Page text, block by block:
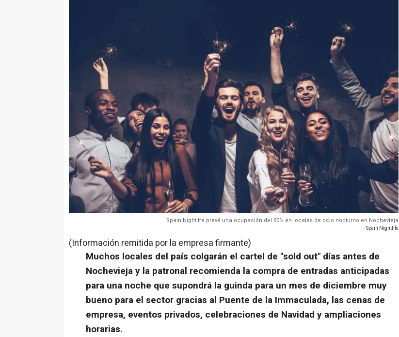
Spain Nightlife prevé una ocupación del 90% en locales de ocio nocturno en Nochevieja
- Spain Nightlife
(Información remitida por la empresa firmante)
Muchos locales del país colgarán el cartel de "sold out" días antes de
Nochevieja y la patronal recomienda la compra de entradas anticipadas
para una noche que supondrá la guinda para un mes de diciembre muy
bueno para el sector gracias al Puente de la Immaculada, las cenas de
empresa, eventos privados, celebraciones de Navidad y ampliaciones
horarias.